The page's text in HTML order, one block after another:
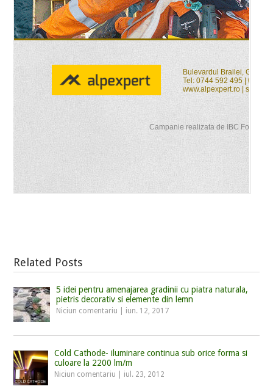
Related Posts
5 idei pentru amenajarea gradinii cu piatra naturala,
pietris decorativ si elemente din lemn
Niciun comentariu iun. 12, 2017
Cold Cathode- iluminare continua sub orice forma si
culoare la 2200 lm/m
Niciun comentariu iul. 23, 2012